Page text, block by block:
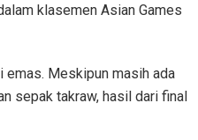
klasemen Asian Games
emas. Meskipun masih ada
sepak takraw, hasil dari final